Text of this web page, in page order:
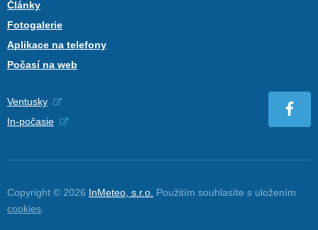
Články
Fotogalerie
Aplikace na telefony
Počasí na web
Ventusky
In-počasie
Copyright © 2026 InMeteo, s.r.o. Použitím souhlasíte s uložením
cookies